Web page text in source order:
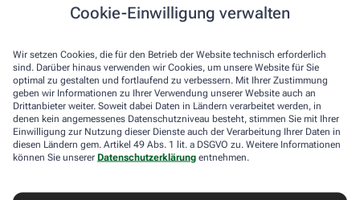
Cookie-Einwilligung verwalten
Wir setzen Cookies, die für den Betrieb der Website technisch erforderlich
sind. Darüber hinaus verwenden wir Cookies, um unsere Website für Sie
optimal zu gestalten und fortlaufend zu verbessern. Mit Ihrer Zustimmung
geben wir Informationen zu Ihrer Verwendung unserer Website auch an
Drittanbieter weiter. Soweit dabei Daten in Ländern verarbeitet werden, in
denen kein angemessenes Datenschutzniveau besteht, stimmen Sie mit Ihrer
Einwilligung zur Nutzung dieser Dienste auch der Verarbeitung Ihrer Daten in
diesen Ländern gem. Artikel 49 Abs. 1 lit. a DSGVO zu. Weitere Informationen
können Sie unserer Datenschutzerklärung entnehmen.